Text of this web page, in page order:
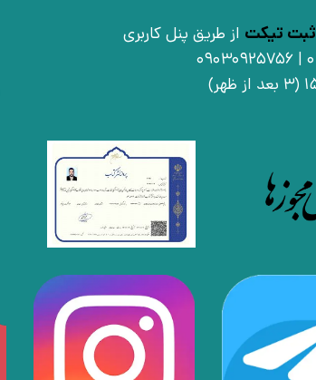
ثبت تیکت از طریق پنل کاربری